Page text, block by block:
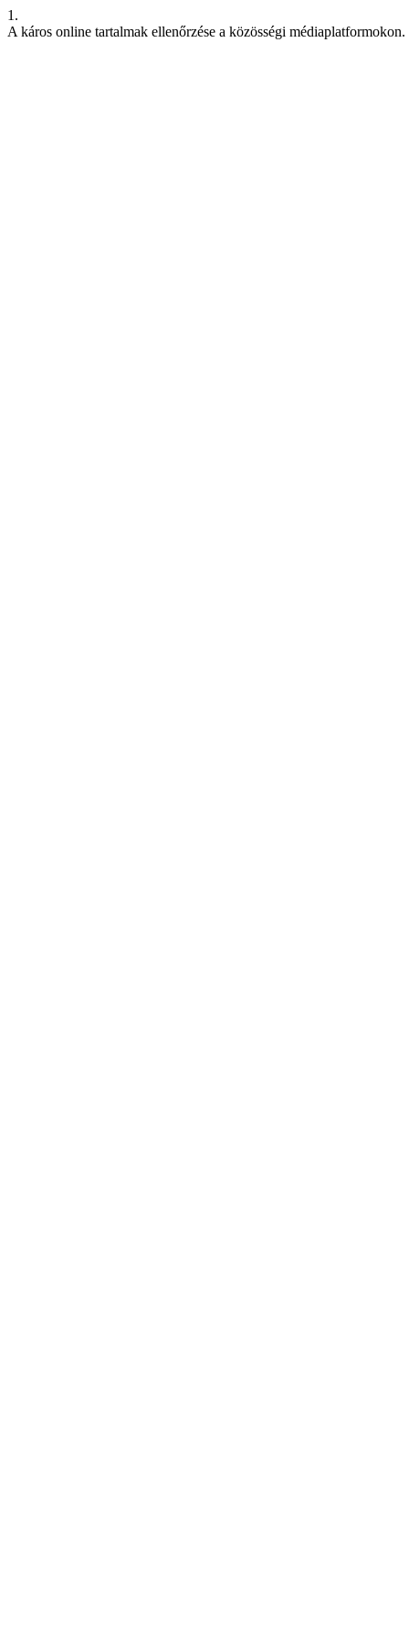
1.
A káros online tartalmak ellenőrzése a közösségi médiaplatformokon.